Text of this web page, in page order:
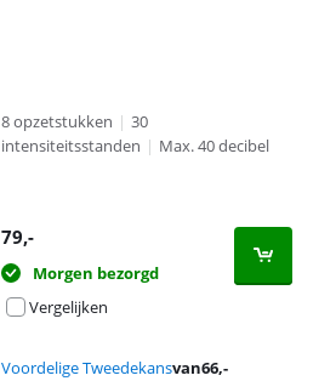
8 opzetstukken | 30
intensiteitsstanden | Max. 40 decibel
79,-
Morgen bezorgd
Vergelijken
Voordelige Tweedekansvan66,-